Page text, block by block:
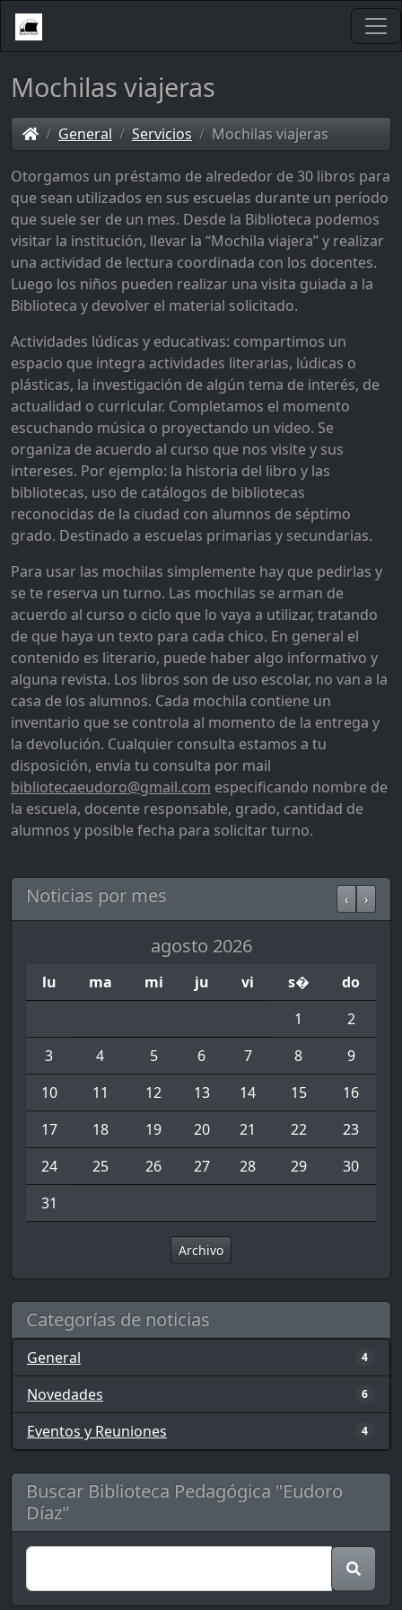
Mochilas viajeras
General Servicios Mochilas viajeras
Otorgamos un préstamo de alrededor de 30 libros para
que sean utilizados en sus escuelas durante un período
que suele ser de un mes. Desde la Biblioteca podemos
visitar la institución, llevar la “Mochila viajera” y realizar
una actividad de lectura coordinada con los docentes.
Luego los niños pueden realizar una visita guiada a la
Biblioteca y devolver el material solicitado.
Actividades lúdicas y educativas: compartimos un
espacio que integra actividades literarias, lúdicas o
plásticas, la investigación de algún tema de interés, de
actualidad o curricular. Completamos el momento
escuchando música o proyectando un video. Se
organiza de acuerdo al curso que nos visite y sus
intereses. Por ejemplo: la historia del libro y las
bibliotecas, uso de catálogos de bibliotecas
reconocidas de la ciudad con alumnos de séptimo
grado. Destinado a escuelas primarias y secundarias.
Para usar las mochilas simplemente hay que pedirlas y
se te reserva un turno. Las mochilas se arman de
acuerdo al curso o ciclo que lo vaya a utilizar, tratando
de que haya un texto para cada chico. En general el
contenido es literario, puede haber algo informativo y
alguna revista. Los libros son de uso escolar, no van a la
casa de los alumnos. Cada mochila contiene un
inventario que se controla al momento de la entrega y
la devolución. Cualquier consulta estamos a tu
disposición, envía tu consulta por mail
bibliotecaeudoro@gmail.com especificando nombre de
la escuela, docente responsable, grado, cantidad de
alumnos y posible fecha para solicitar turno.
Noticias por mes ‹ ›
agosto 2026
lu ma mi ju vi s�
do
1
2
3
4 5 6 7 8
9
10
11 12 13 14 15
16
17
18 19 20 21 22
23
24
25 26 27 28 29
30
31
Archivo
Categorías de noticias
General 4
Novedades 6
Eventos y Reuniones 4
Buscar Biblioteca Pedagógica "Eudoro
Díaz"